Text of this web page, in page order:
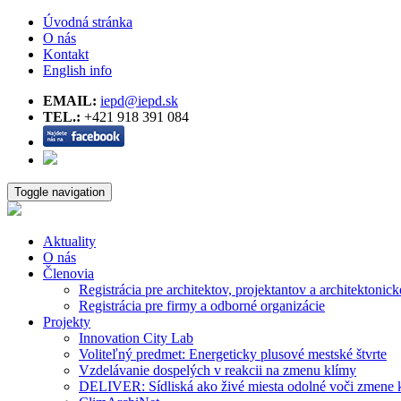
Úvodná stránka
O nás
Kontakt
English info
EMAIL: iepd@iepd.sk
TEL.: +421 918 391 084
Toggle navigation
Aktuality
O nás
Členovia
Registrácia pre architektov, projektantov a
Registrácia pre firmy a odborné organizácie
Projekty
Innovation City Lab
Voliteľný predmet: Energeticky plusové mestské štvrte
Vzdelávanie dospelých v reakcii na zmenu klímy
DELIVER: Sídliská ako živé miesta odolné voči zmene